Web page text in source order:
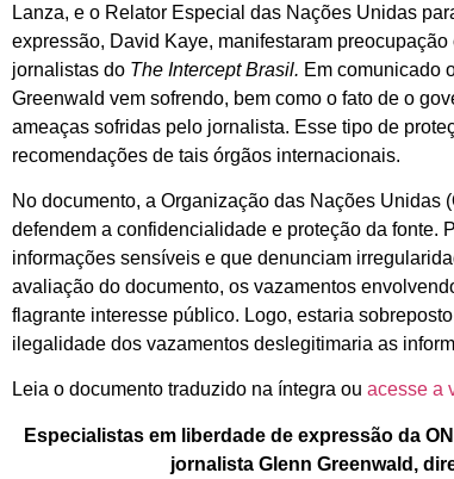
Lanza, e o Relator Especial das Nações Unidas
expressão, David Kaye, manifestaram
jornalistas do The Intercept Brasil. Em comunicado
Greenwald vem sofrendo, bem como o fato de o
ameaças sofridas pelo jornalista. Esse tipo de
recomendações de tais órgãos internacionais.
No documento, a Organização das Nações Unidas
defendem a confidencialidade e proteção da fonte.
informações sensíveis e que denunciam
avaliação do documento, os vazamentos
flagrante interesse público. Logo, estaria
ilegalidade dos vazamentos deslegitimaria as
Leia o documento traduzido na íntegra ou acesse a
Especialistas em liberdade de expressão da
jornalista Glenn Greenwald,